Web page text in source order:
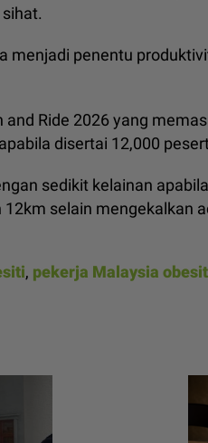
menjadi penentu
and Ride 2026 yang
disertai 12,000
sedikit kelainan
selain mengekalkan
, pekerja Malaysia